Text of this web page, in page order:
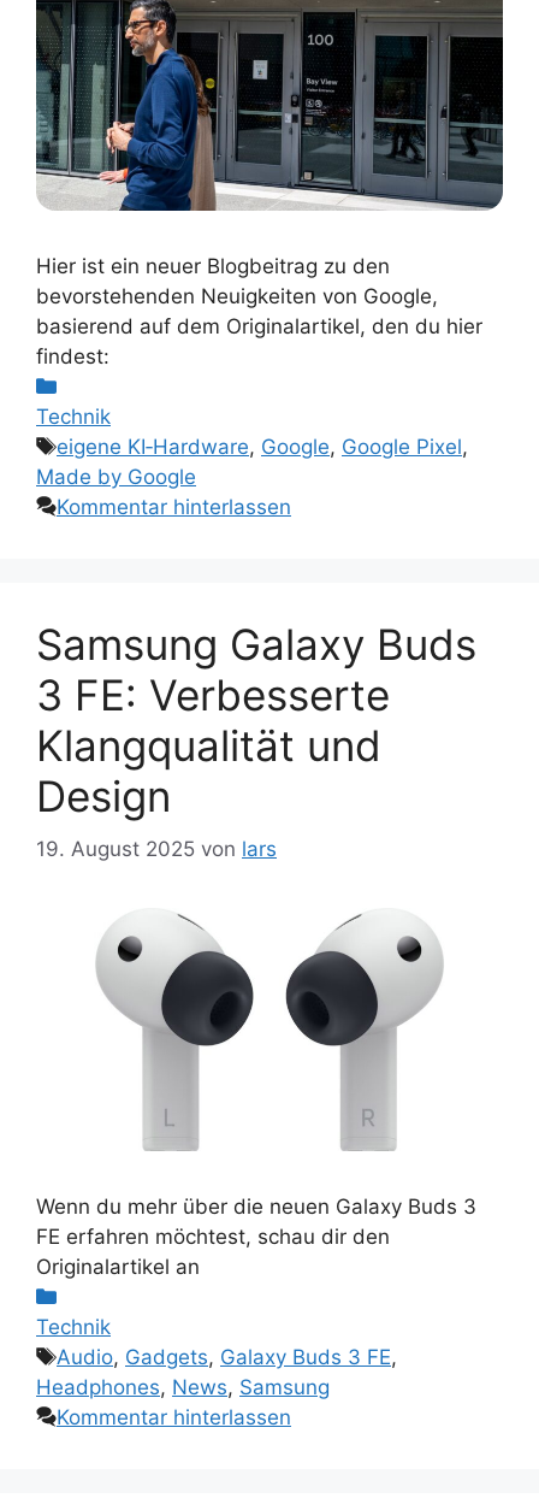
Hier ist ein neuer Blogbeitrag zu den
bevorstehenden Neuigkeiten von Google,
basierend auf dem Originalartikel, den du hier
findest:
Kategorien
Technik
Schlagwörter
eigene KI‑Hardware, Google, Google Pixel,
Made by Google
Kommentar hinterlassen
Samsung Galaxy Buds
3 FE: Verbesserte
Klangqualität und
Design
19. August 2025 von lars
Wenn du mehr über die neuen Galaxy Buds 3
FE erfahren möchtest, schau dir den
Originalartikel an
Kategorien
Technik
Schlagwörter
Audio, Gadgets, Galaxy Buds 3 FE,
Headphones, News, Samsung
Kommentar hinterlassen